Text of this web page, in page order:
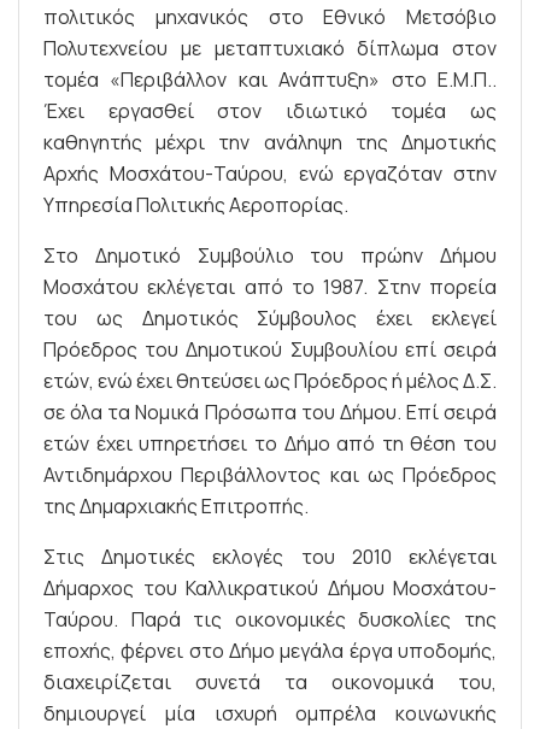
πολιτικός μηχανικός στο Εθνικό Μετσόβιο
Πολυτεχνείου με μεταπτυχιακό δίπλωμα στον
τομέα «Περιβάλλον και Ανάπτυξη» στο Ε.Μ.Π..
Έχει εργασθεί στον ιδιωτικό τομέα ως
καθηγητής μέχρι την ανάληψη της Δημοτικής
Αρχής Μοσχάτου-Ταύρου, ενώ εργαζόταν στην
Υπηρεσία Πολιτικής Αεροπορίας.
Στο Δημοτικό Συμβούλιο του πρώην Δήμου
Μοσχάτου εκλέγεται από το 1987. Στην πορεία
του ως Δημοτικός Σύμβουλος έχει εκλεγεί
Πρόεδρος του Δημοτικού Συμβουλίου επί σειρά
ετών, ενώ έχει θητεύσει ως Πρόεδρος ή μέλος Δ.Σ.
σε όλα τα Νομικά Πρόσωπα του Δήμου. Επί σειρά
ετών έχει υπηρετήσει το Δήμο από τη θέση του
Αντιδημάρχου Περιβάλλοντος και ως Πρόεδρος
της Δημαρχιακής Επιτροπής.
Στις Δημοτικές εκλογές του 2010 εκλέγεται
Δήμαρχος του Καλλικρατικού Δήμου Μοσχάτου-
Ταύρου. Παρά τις οικονομικές δυσκολίες της
εποχής, φέρνει στο Δήμο μεγάλα έργα υποδομής,
διαχειρίζεται συνετά τα οικονομικά του,
δημιουργεί μία ισχυρή ομπρέλα κοινωνικής